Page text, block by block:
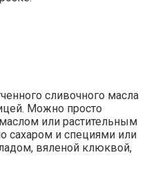
сливочного масла
Можно просто
или растительным
сахаром и специями или
вяленой клюквой,